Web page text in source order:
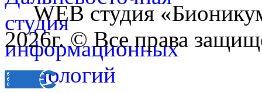
WEB студия
2026г. © Все права